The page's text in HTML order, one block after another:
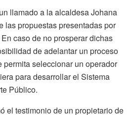
llamado a la alcaldesa Johana
las propuestas presentadas por
caso de no prosperar dichas
de adelantar un proceso
seleccionar un operador
para desarrollar el Sistema
Público.
el testimonio de un propietario de